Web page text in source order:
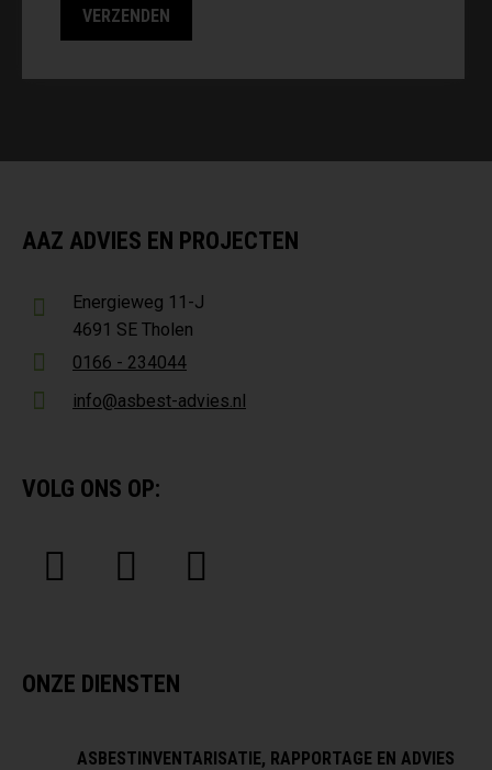
AAZ ADVIES EN PROJECTEN
Energieweg 11-J
4691 SE Tholen
0166 - 234044
info@asbest-advies.nl
VOLG ONS OP:
ONZE DIENSTEN
ASBESTINVENTARISATIE, RAPPORTAGE EN ADVIES